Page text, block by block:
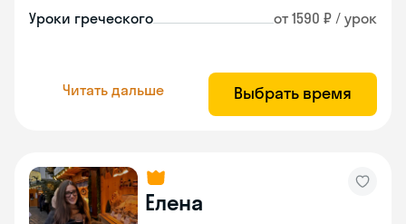
Уроки греческого от 1590 ₽ / урок
Читать дальше Выбрать время
Елена